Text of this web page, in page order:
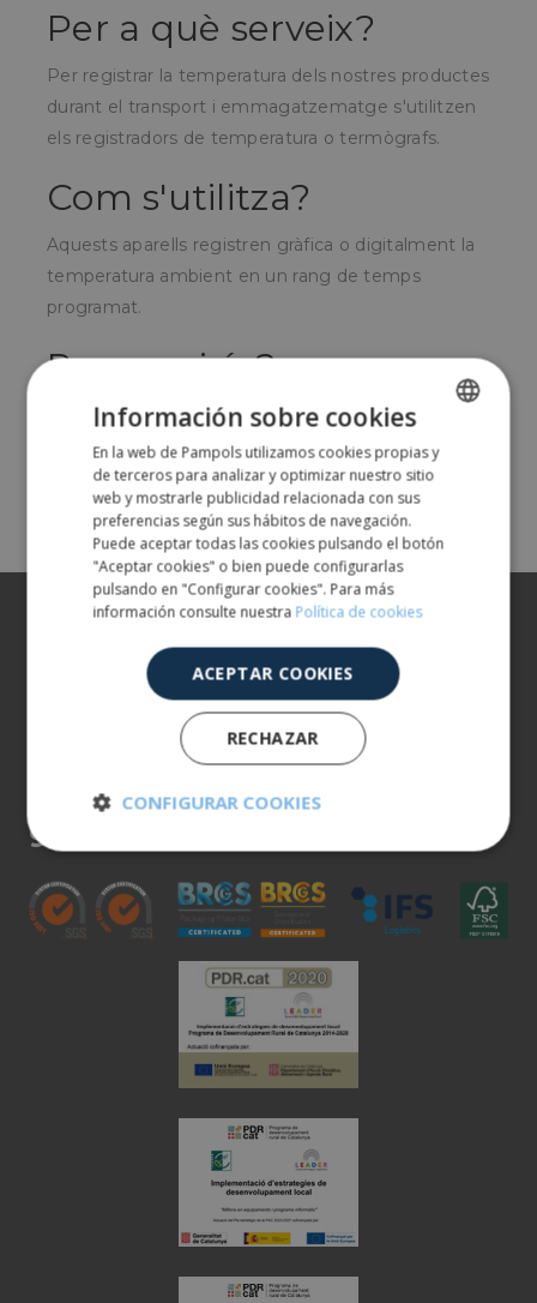
Per a què serveix?
Per registrar la temperatura dels nostres productes
durant el transport i emmagatzematge s'utilitzen
els registradors de temperatura o termògrafs.
Com s'utilitza?
Aquests aparells registren gràfica o digitalment la
temperatura ambient en un rang de temps
programat.
Per a qui és?
Per a empreses de logística i distribuïdors de fruita.
Share
Sobre nosaltres
Els nostres productes
ATENCIÓ AL CLIENT
900 401 777
973 190 161
SPANISH
ENGLISH
Información sobre cookies
En la web de Pampols utilizamos cookies propias y
de terceros para analizar y optimizar nuestro sitio
web y mostrarle publicidad relacionada con sus
preferencias según sus hábitos de navegación.
Puede aceptar todas las cookies pulsando el botón
"Aceptar cookies" o bien puede configurarlas
pulsando en "Configurar cookies". Para más
información consulte nuestra Política de cookies
ACEPTAR COOKIES
RECHAZAR
CONFIGURAR COOKIES
Cookies
necesarias
Cookies de
Cookies de
preferencias
Cookies de
funcionalidad